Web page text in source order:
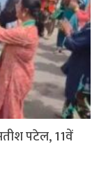
पटेल, 11वें